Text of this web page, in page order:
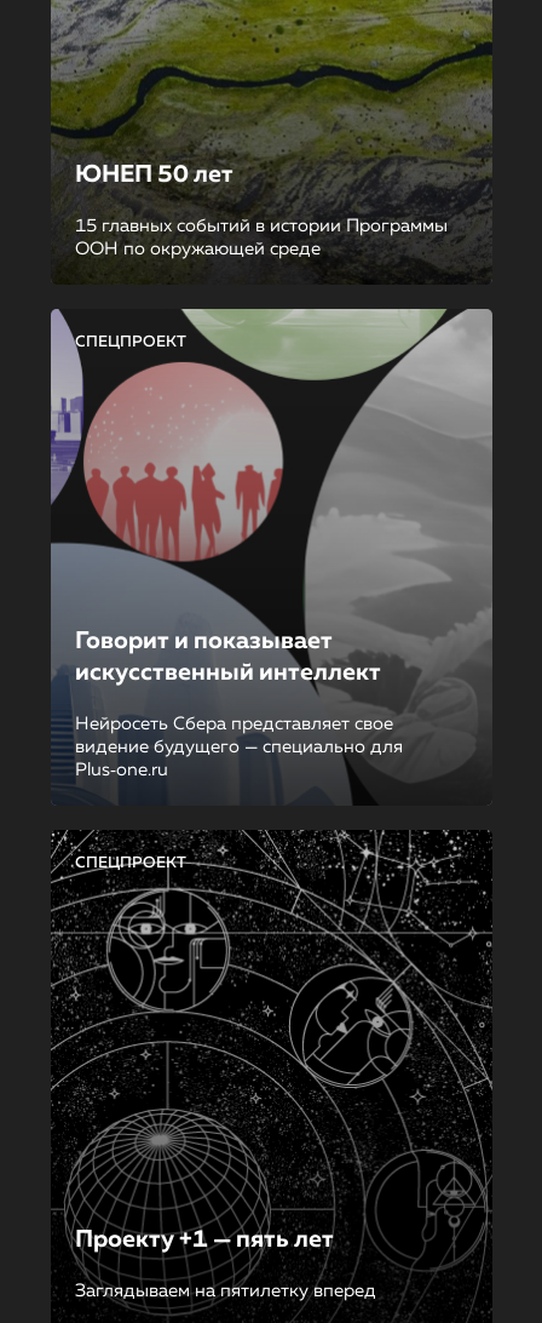
ЮНЕП 50 лет
15 главных событий в истории Программы
ООН по окружающей среде
СПЕЦПРОЕКТ
Говорит и показывает
искусственный интеллект
Нейросеть Сбера представляет свое
видение будущего — специально для
Plus‑one.ru
СПЕЦПРОЕКТ
Проекту +1 — пять лет
Заглядываем на пятилетку вперед